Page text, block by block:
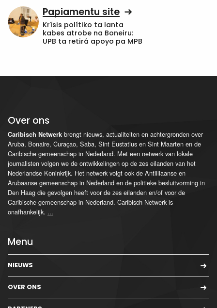
Papiamentu site
Krísis polítiko ta lanta
kabes atrobe na Boneiru:
UPB ta retirá apoyo pa MPB
Over ons
Caribisch Netwerk brengt nieuws, actualiteiten en achtergronden over
Aruba, Bonaire, Curaçao, Saba, Sint Eustatius en Sint Maarten en de
Caribische gemeenschap in Nederland. Met een netwerk van lokale
journalisten volgen we de ontwikkelingen op de zes eilanden van het
Nederlandse Koninkrijk. Het netwerk volgt ook de Antilliaanse en
Arubaanse gemeenschap in Nederland en de politieke besluitvorming in
Den Haag die gevolgen heeft voor de zes eilanden en/of voor de
Caribische gemeenschap in Nederland. Caribisch Netwerk is
onafhankelijk. ...
Menu
NIEUWS
OVER ONS